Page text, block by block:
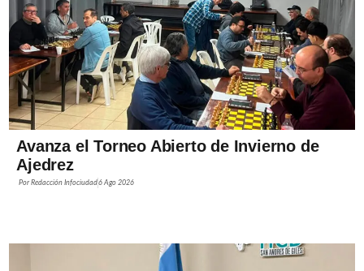
Avanza el Torneo Abierto de Invierno de
Ajedrez
PorRedacción Infociudad6 Ago 2026